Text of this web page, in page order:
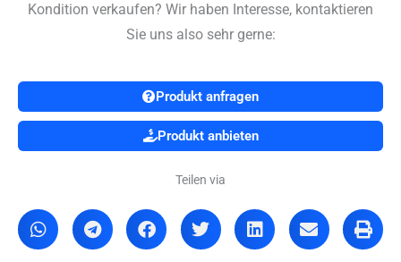
Kondition verkaufen? Wir haben Interesse, kontaktieren
Sie uns also sehr gerne:
Produkt anfragen
Produkt anbieten
Teilen via